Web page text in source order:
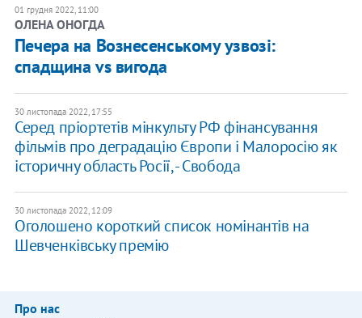
01 грудня 2022, 11:00
ОЛЕНА ОНОГДА
Печера на Вознесенському узвозі:
спадщина vs вигода
30 листопада 2022, 17:55
Серед пріортетів мінкульту РФ фінансування
фільмів про деградацію Європи і Малоросію як
історичну область Росії, - Свобода
30 листопада 2022, 12:09
Оголошено короткий список номінантів на
Шевченківську премію
Про нас